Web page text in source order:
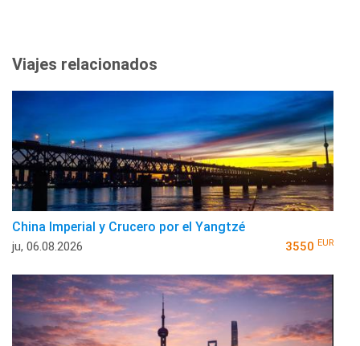
Viajes relacionados
China Imperial y Crucero por el Yangtzé
ju, 06.08.2026 3550 EUR